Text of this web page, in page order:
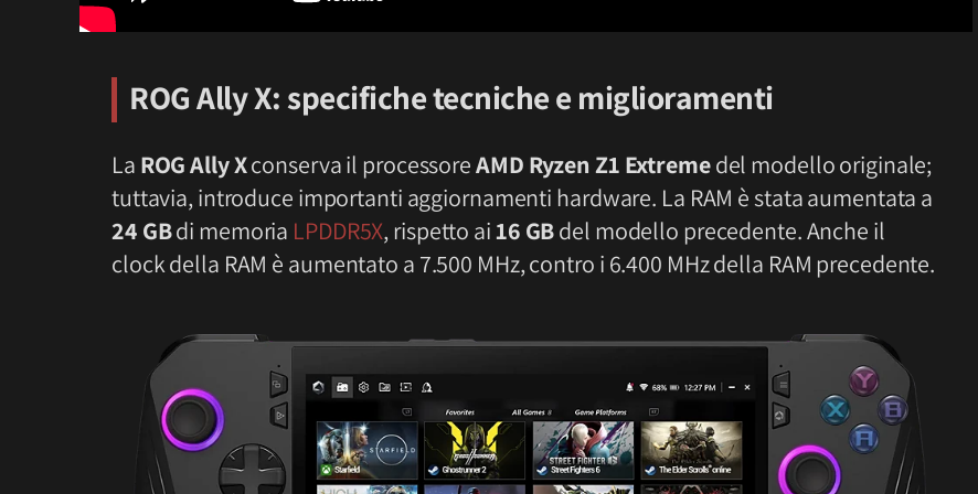
ROG Ally X: specifiche tecniche e miglioramenti
La ROG Ally Xconserva il processoreAMD Ryzen Z1 Extremedel modello originale;
tuttavia, introduce importanti aggiornamenti hardware. La RAM è stata aumentata a
24 GBdi memoria LPDDR5X, rispetto ai16 GBdel modello precedente. Anche il
clock della RAM è aumentato a 7.500 MHz, contro i 6.400 MHz della RAM precedente.